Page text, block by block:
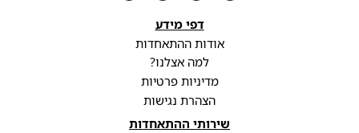
דפי מידע
אודות ההתאחדות
למה אצלנו?
מדיניות פרטיות
הצהרת נגישות
שירותי ההתאחדות